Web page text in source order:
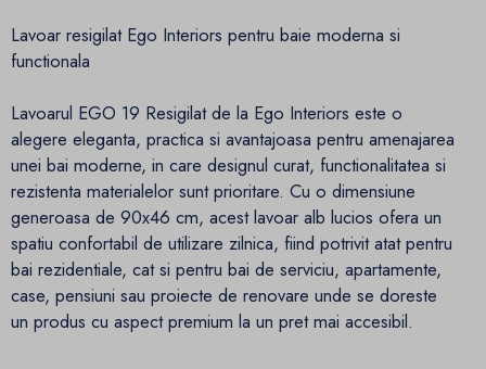
Lavoar resigilat Ego Interiors pentru baie moderna si
functionala
Lavoarul EGO 19 Resigilat de la Ego Interiors este o
alegere eleganta, practica si avantajoasa pentru amenajarea
unei bai moderne, in care designul curat, functionalitatea si
rezistenta materialelor sunt prioritare. Cu o dimensiune
generoasa de 90x46 cm, acest lavoar alb lucios ofera un
spatiu confortabil de utilizare zilnica, fiind potrivit atat pentru
bai rezidentiale, cat si pentru bai de serviciu, apartamente,
case, pensiuni sau proiecte de renovare unde se doreste
un produs cu aspect premium la un pret mai accesibil.